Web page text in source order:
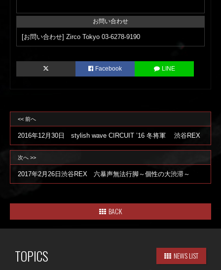
お問い合わせ
[お問い合わせ] Zirco Tokyo 03-6278-9190
Facebook LINE
<< 前へ
2016年12月30日 stylish wave CIRCUIT ’16 冬将軍 渋谷REX
次へ >>
2017年2月26日渋谷REX 六暴声無法行脚～個性の大渋滞～
BACK
TOPICS NEWS LIST